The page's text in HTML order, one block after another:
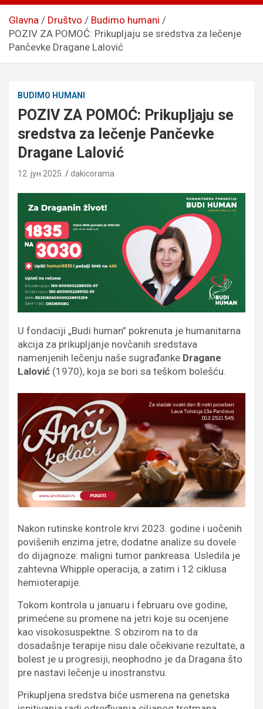
Glavna Društvo
Budimo humani
POZIV ZA POMOĆ: Prikupljaju se sredstva za lečenje
Pančevke Dragane Lalović
BUDIMO HUMANI
POZIV ZA POMOĆ: Prikupljaju se
sredstva za lečenje Pančevke
Dragane Lalović
12. јун 2025. dakicorama
U fondaciji „Budi human” pokrenuta je humanitarna
akcija za prikupljanje novčanih sredstava
namenjenih lečenju naše sugrađanke Dragane
Lalović (1970), koja se bori sa teškom bolešću.
Nakon rutinske kontrole krvi 2023. godine i uočenih
povišenih enzima jetre, dodatne analize su dovele
do dijagnoze: maligni tumor pankreasa. Usledila je
zahtevna Whipple operacija, a zatim i 12 ciklusa
hemioterapije.
Tokom kontrola u januaru i februaru ove godine,
primećene su promene na jetri koje su ocenjene
kao visokosuspektne. S obzirom na to da
dosadašnje terapije nisu dale očekivane rezultate, a
bolest je u progresiji, neophodno je da Dragana što
pre nastavi lečenje u inostranstvu.
Prikupljena sredstva biće usmerena na genetska